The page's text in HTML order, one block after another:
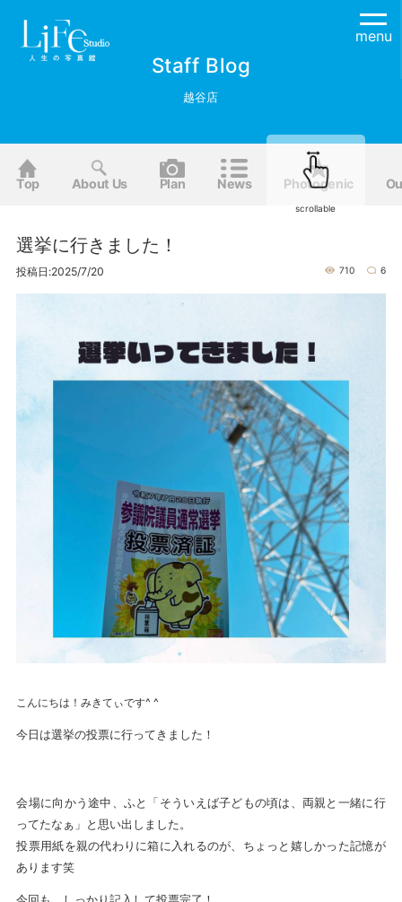
menu
Staff Blog
越谷店
Top About Us Plan News Photogenic
scrollable
選挙に行きました！
投稿日:2025/7/20 710 6
こんにちは！みきてぃです^ ^
今日は選挙の投票に行ってきました！
会場に向かう途中、ふと「そういえば子どもの頃は、両親と一緒に行
ってたなぁ」と思い出しました。
投票用紙を親の代わりに箱に入れるのが、ちょっと嬉しかった記憶が
あります笑
今回も、しっかり記入して投票完了！